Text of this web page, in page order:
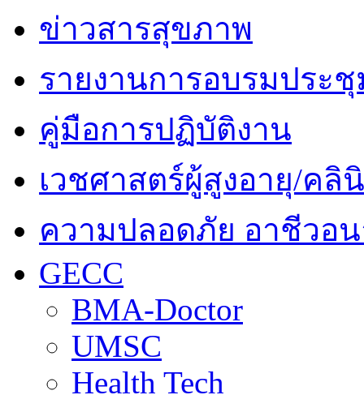
ข่าวสารสุขภาพ
รายงานการอบรมประ
คู่มือการปฏิบัติงาน
เวชศาสตร์ผู้สูงอายุ/คลิ
ความปลอดภัย อาชีวอ
GECC
BMA-Doctor
UMSC
Health Tech